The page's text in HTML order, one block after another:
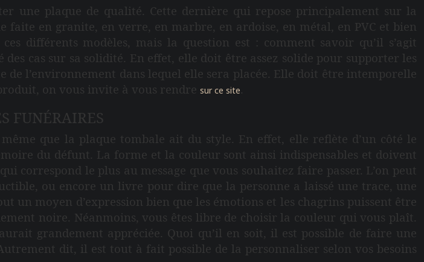
une plaque de qualité. Cette dernière qui repose principalement sur la
en granite, en verre, en marbre, en ardoise, en métal, en PVC et bien
différents modèles, mais la question est : comment savoir qu’il s’agit
cas sur sa solidité. En effet, elle doit être assez solide pour supporter les
l’environnement dans lequel elle sera placée. Elle doit être intemporelle
on vous invite à vous rendre sur ce site.
FUNÉRAIRES
que la plaque tombale ait du style. En effet, elle reflète d’un côté le
du défunt. La forme et la couleur sont ainsi indispensables et doivent
correspond le plus au message que vous souhaitez faire passer. L’on peut
ou encore un livre pour dire que la personne a laissé une trace, une
un moyen d’expression bien que les émotions et les chagrins puissent être
noire. Néanmoins, vous êtes libre de choisir la couleur qui vous plaît.
grandement appréciée. Quoi qu’il en soit, il est possible de faire une
dit, il est tout à fait possible de la personnaliser selon vos besoins